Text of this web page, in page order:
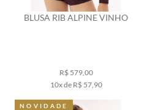
BLUSA RIB ALPINE VINHO
R$ 579,00
10x de R$ 57,90
NOVIDADE